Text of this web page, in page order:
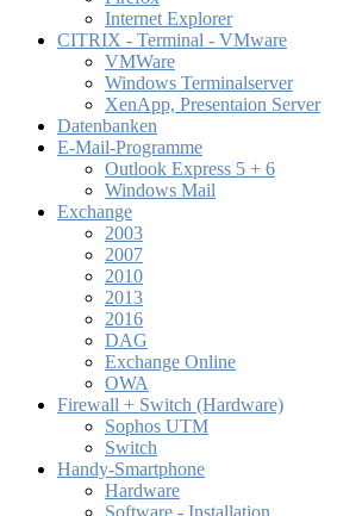
Internet Explorer
CITRIX - Terminal - VMware
VMWare
Windows Terminalserver
XenApp, Presentaion Server
Datenbanken
E-Mail-Programme
Outlook Express 5 + 6
Windows Mail
Exchange
2003
2007
2010
2013
2016
DAG
Exchange Online
OWA
Firewall + Switch (Hardware)
Sophos UTM
Switch
Handy-Smartphone
Hardware